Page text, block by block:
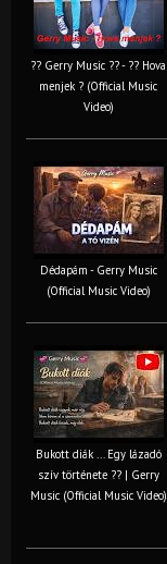
?? Gerry Music ?? - ?? Hova
menjek ? (Official Music
Video)
Dédapám - Gerry Music
(Official Music Video)
Bukott diák ... Egy lázadó
szív története ?? | Gerry
Music (Official Music Video)